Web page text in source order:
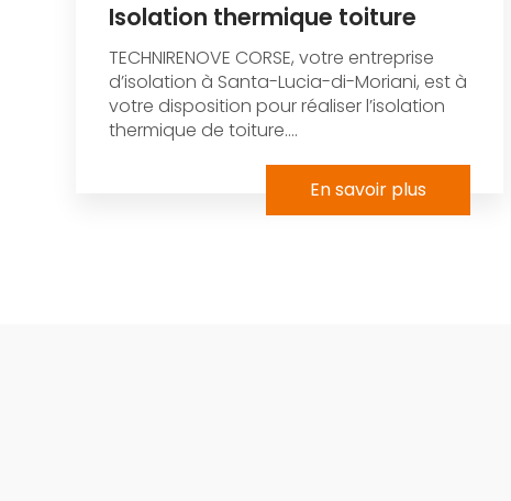
Isolation thermique toiture
TECHNIRENOVE CORSE, votre entreprise
d’isolation à Santa-Lucia-di-Moriani, est à
votre disposition pour réaliser l’isolation
thermique de toiture....
En savoir plus